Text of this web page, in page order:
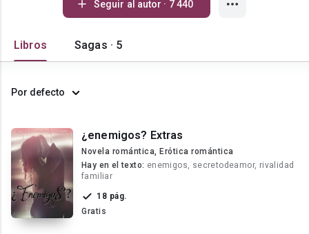
Seguir al autor · 7 440
Libros Sagas · 5
Por defecto
¿enemigos? Extras
Novela romántica, Erótica romántica
Hay en el texto: enemigos, secretodeamor, rivalidad
familiar
18 pág.
Gratis